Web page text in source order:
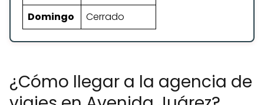
Domingo
Cerrado
¿Cómo llegar a la agencia de